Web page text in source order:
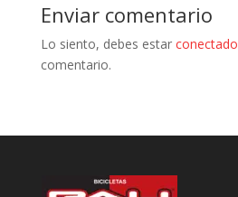
Enviar comentario
Lo siento, debes estar conectado
comentario.